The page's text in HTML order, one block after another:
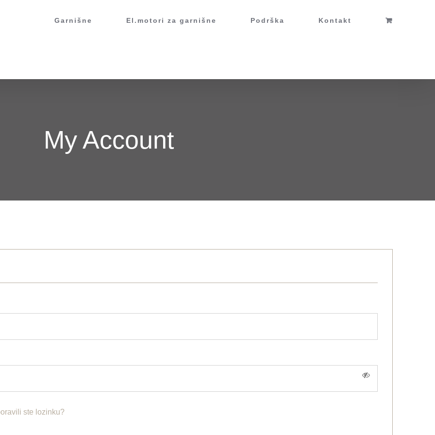
Garnišne El.motori za garnišne Podrška Kontakt
My Account
ste lozinku?